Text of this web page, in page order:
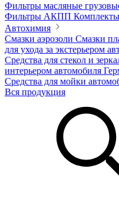
Фильтры масляные
Фильтры АКПП
Автохимия
Смазки аэрозоли Смазки
для ухода за экстерьером
Средства для стекол и
интерьером автомобиля
Средства для мойки
Вся продукция